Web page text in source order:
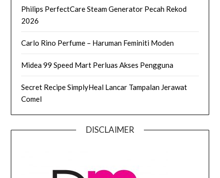
Philips PerfectCare Steam Generator Pecah Rekod
2026
Carlo Rino Perfume – Haruman Feminiti Moden
Midea 99 Speed Mart Perluas Akses Pengguna
Secret Recipe SimplyHeal Lancar Tampalan Jerawat
Comel
DISCLAIMER